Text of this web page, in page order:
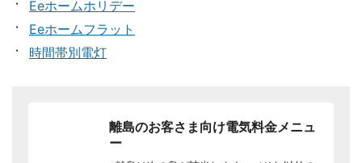
Eeホームホリデー
Eeホームフラット
時間帯別電灯
離島のお客さま向け電気料金メニュ
ー